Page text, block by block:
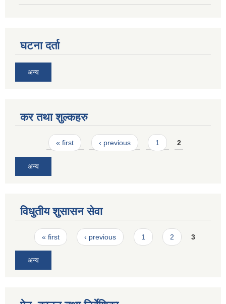
घटना दर्ता
अन्य
कर तथा शुल्कहरु
Pages« first ‹ previous 1 2
अन्य
विधुतीय शुसासन सेवा
Pages
« first ‹ previous 1 2 3
अन्य